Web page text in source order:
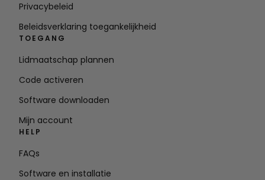
Privacybeleid
Beleidsverklaring toegankelijkheid
TOEGANG
Lidmaatschap plannen
Code activeren
Software downloaden
Mijn account
HELP
FAQs
Software en installatie